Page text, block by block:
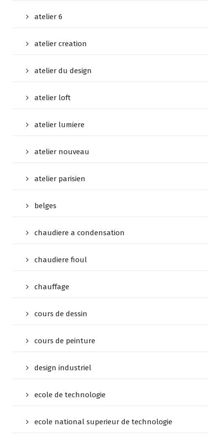
atelier 6
atelier creation
atelier du design
atelier loft
atelier lumiere
atelier nouveau
atelier parisien
belges
chaudiere a condensation
chaudiere fioul
chauffage
cours de dessin
cours de peinture
design industriel
ecole de technologie
ecole national superieur de technologie